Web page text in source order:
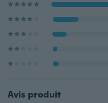
Avis produit